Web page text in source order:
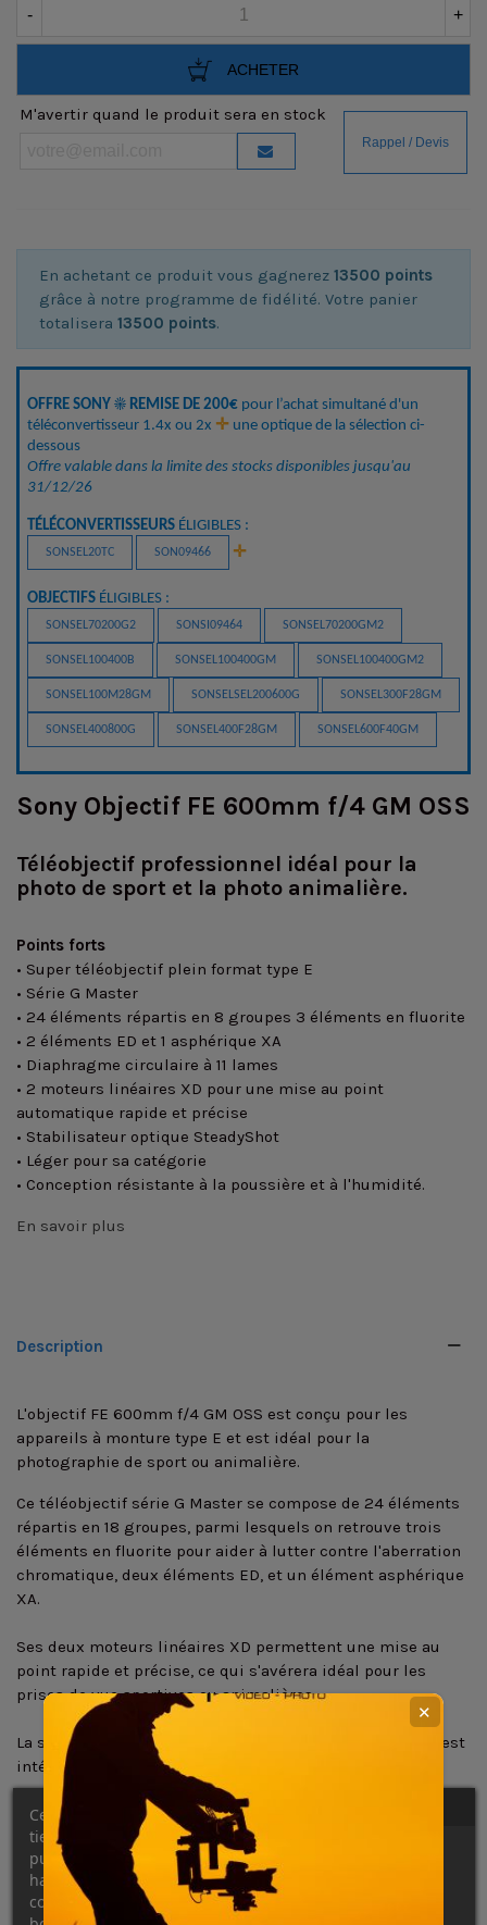
- +
ACHETER
M'avertir quand le produit sera en stock
En achetant ce produit vous gagnerez 13500 points
grâce à notre programme de fidélité. Votre panier
totalisera 13500 points.
OFFRE SONY ☀️ REMISE DE 200€ pour l’achat simultané d'un
téléconvertisseur 1.4x ou 2x ✛ une optique de la sélection ci-
dessous
Offre valable dans la limite des stocks disponibles jusqu'au
31/12/26
TÉLÉCONVERTISSEURS ÉLIGIBLES :
SONSEL20TC SON09466 ✛
OBJECTIFS ÉLIGIBLES :
SONSEL70200G2 SONSI09464 SONSEL70200GM2
SONSEL100400B SONSEL100400GM SONSEL100400GM2
SONSEL100M28GM SONSELSEL200600G SONSEL300F28GM
SONSEL400800G SONSEL400F28GM SONSEL600F40GM
Sony Objectif FE 600mm f/4 GM OSS
Téléobjectif professionnel idéal pour la
photo de sport et la photo animalière.
Points forts
• Super téléobjectif plein format type E
• Série G Master
• 24 éléments répartis en 8 groupes 3 éléments en fluorite
• 2 éléments ED et 1 asphérique XA
• Diaphragme circulaire à 11 lames
• 2 moteurs linéaires XD pour une mise au point
automatique rapide et précise
• Stabilisateur optique SteadyShot
• Léger pour sa catégorie
• Conception résistante à la poussière et à l'humidité.
En savoir plus
Description
L'objectif FE 600mm f/4 GM OSS est conçu pour les
appareils à monture type E et est idéal pour la
photographie de sport ou animalière.
Ce téléobjectif série G Master se compose de 24 éléments
répartis en 18 groupes, parmi lesquels on retrouve trois
éléments en fluorite pour aider à lutter contre l'aberration
chromatique, deux éléments ED, et un élément asphérique
XA.
Ses deux moteurs linéaires XD permettent une mise au
point rapide et précise, ce qui s'avérera idéal pour les
prises de vue sportives ou animalières.
La stabilisation d'image optique SteadyShot à 3 modes est
intégrée à l'objectif pour des images nettes et sans flou
pour vos prises de vue à main levée. L'algorithme mis à
jour est optimisé pour un cadrage fluide et stable des
sujets en mouvement.
Les fonctions de contrôle ont également été améliorées
pour répondre efficacement aux exigences
professionnelles. Le mode 2 offre une stabilisation idéale
Ce site Web utilise ses propres cookies et ceux de
tiers pour améliorer nos services et vous montrer des
publicités liées à vos préférences en analysant vos
habitudes de navigation. Pour donner votre
consentement à son utilisation, appuyez sur le
✕